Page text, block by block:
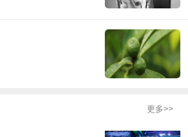
更多>>